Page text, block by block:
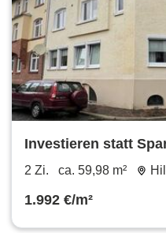
Investieren statt
2 Zi. ca. 59,98 m²
1.992 €/m²